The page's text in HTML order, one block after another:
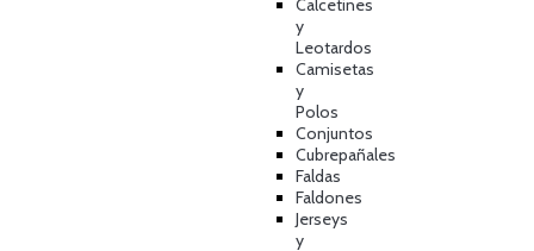
Calcetines
y
Leotardos
Camisetas
y
Polos
Conjuntos
Cubrepañales
Faldas
Faldones
Jerseys
y